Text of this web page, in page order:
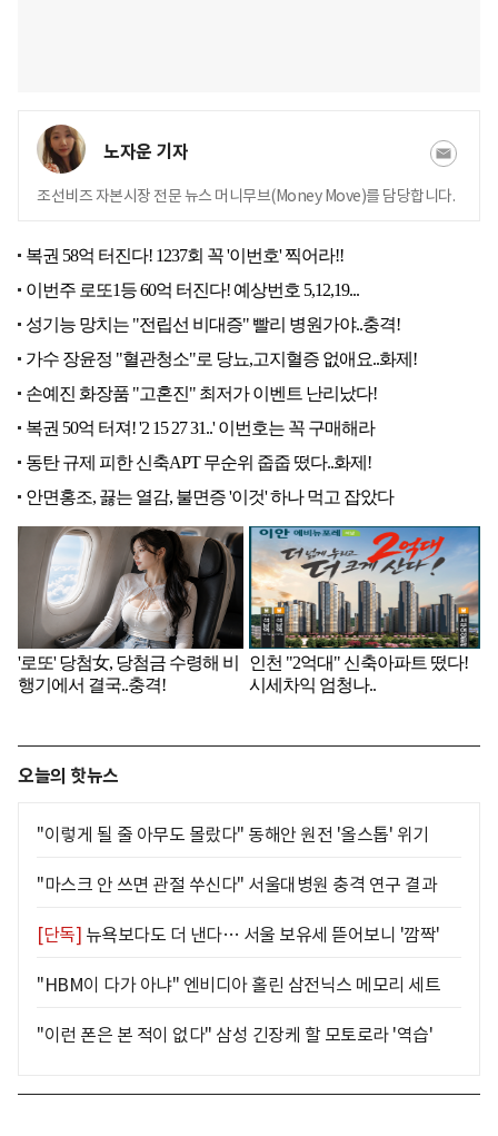
노자운 기자
조선비즈 자본시장 전문 뉴스 머니무브(Money Move)를 담당합니다.
오늘의 핫뉴스
"이렇게 될 줄 아무도 몰랐다" 동해안 원전 '올스톱' 위기
"마스크 안 쓰면 관절 쑤신다" 서울대병원 충격 연구 결과
[단독] 뉴욕보다도 더 낸다… 서울 보유세 뜯어보니 '깜짝'
"HBM이 다가 아냐" 엔비디아 홀린 삼전닉스 메모리 세트
"이런 폰은 본 적이 없다" 삼성 긴장케 할 모토로라 '역습'